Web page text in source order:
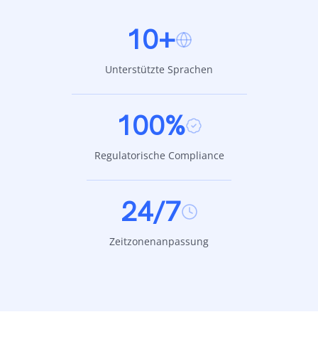
10+
Unterstützte Sprachen
100%
Regulatorische Compliance
24/7
Zeitzonenanpassung